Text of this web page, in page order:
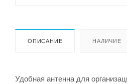
ОПИСАНИЕ НАЛИЧИЕ
Удобная антенна для